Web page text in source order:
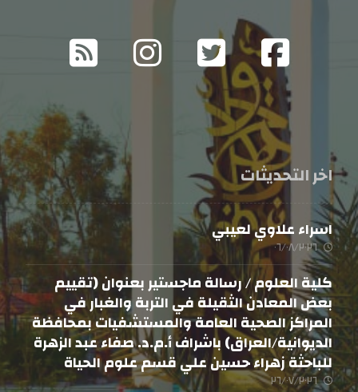
اخر التحديثات
اسراء علاوي لعيبي
٠٦/٠٨/٢٠٢٦
كلية العلوم / رسالة ماجستير بعنوان (تقييم
بعض المعادن الثقيلة في التربة والغبار في
المراكز الصحية العامة والمستشفيات بمحافظة
الديوانية/العراق) باشراف أ.م.د. صفاء عبد الزهرة
للباحثة زهراء حسين علي قسم علوم الحياة
٢٦/٠٧/٢٠٢٦